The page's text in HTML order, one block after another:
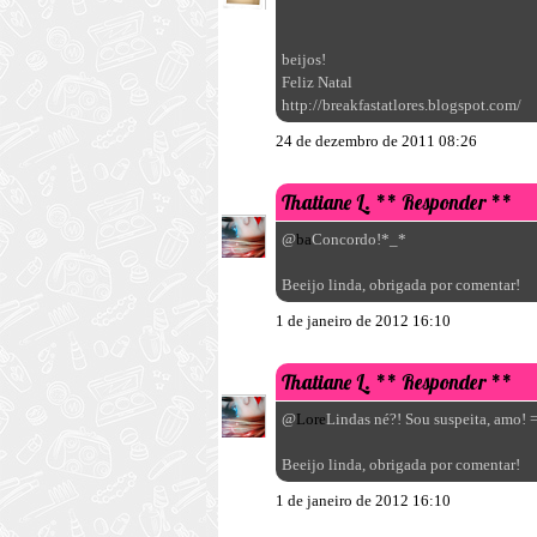
beijos!
Feliz Natal
http://breakfastatlores.blogspot.com/
24 de dezembro de 2011 08:26
Thatiane L. ** Responder **
@baConcordo!*_*
Beeijo linda, obrigada por comentar!
1 de janeiro de 2012 16:10
Thatiane L. ** Responder **
@LoreLindas né?! Sou suspeita, amo!
Beeijo linda, obrigada por comentar!
1 de janeiro de 2012 16:10